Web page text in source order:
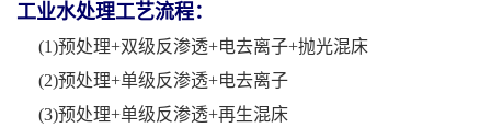
工业水处理工艺流程：
(1)预处理+双级反渗透+电去离子+抛光混床
(2)预处理+单级反渗透+电去离子
(3)预处理+单级反渗透+再生混床